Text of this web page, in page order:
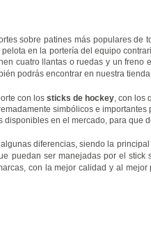
sobre patines más populares
en la portería del equipo
cuatro llantas o ruedas y un
podrás encontrar en nuestra
con los sticks de hockey, con los
simbólicos e
en el mercado, para que
diferencias, siendo la
puedan ser manejadas por el
con la mejor calidad y al